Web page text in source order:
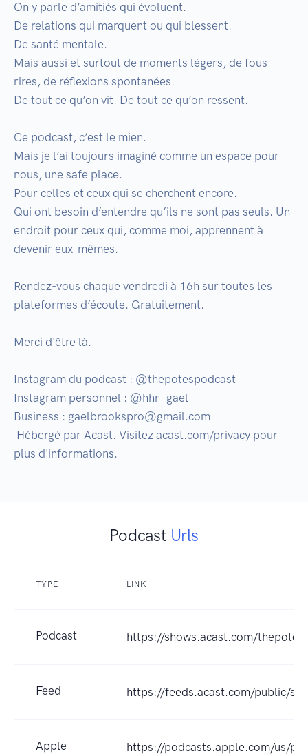
On y parle d’amitiés qui évoluent.
De relations qui marquent ou qui blessent.
De santé mentale.
Mais aussi et surtout de moments légers, de fous
rires, de réflexions spontanées.
De tout ce qu’on vit. De tout ce qu’on ressent.
Ce podcast, c’est le mien.
Mais je l’ai toujours imaginé comme un espace pour
nous, une safe place.
Pour celles et ceux qui se cherchent encore.
Qui ont besoin d’entendre qu’ils ne sont pas seuls. Un
endroit pour ceux qui, comme moi, apprennent à
devenir eux-mêmes.
Rendez-vous chaque vendredi à 16h sur toutes les
plateformes d’écoute. Gratuitement.
Merci d'être là.
Instagram du podcast : @thepotespodcast
Instagram personnel : @hhr_gael
Business : gaelbrookspro@gmail.com
Podcast Urls
TYPE LINK
Podcast https://shows.acast.com/
Feed https://feeds.acast.com/public/
Apple
https://podcasts.apple.com/us/